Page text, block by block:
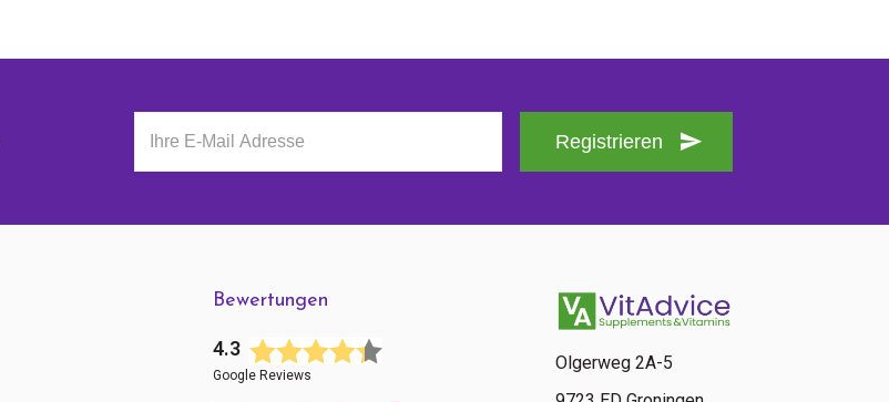
Registrieren
Bewertungen
4.3
Google Reviews
Olgerweg 2A-5